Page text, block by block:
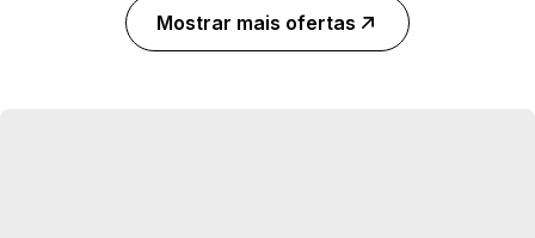
Mostrar mais ofertas